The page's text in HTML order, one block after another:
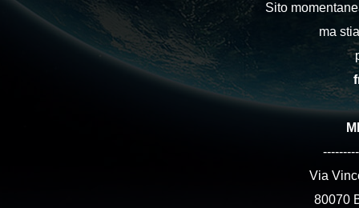
Sito
ma
Via
80070